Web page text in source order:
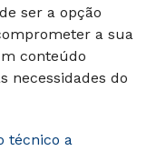
ser a opção
a sua
conteúdo
necessidades do
técnico a